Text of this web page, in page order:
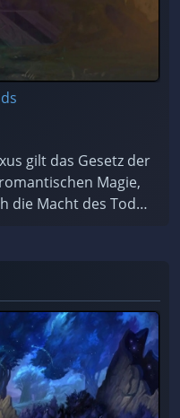
gilt das Gesetz der
Magie,
die Macht des Todes